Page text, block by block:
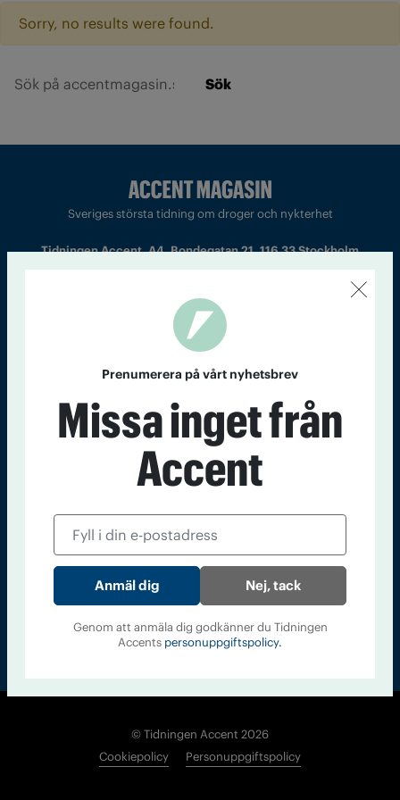
Sorry, no results were found.
Sök
Sveriges största tidning om droger och nykterhet
Tidningen Accent, A4, Bondegatan 21, 116 33 Stockholm
Chefredaktör och ansvarig utgivare: Barbro Janson Lundkvist,
barbro@a4.se.
Kontakt Om Tidningen Tidningsarkiv In English
Läs tidigare
Accent
© Tidningen Accent 2026
Cookiepolicy
Personuppgiftspolicy
Prenumerera på vårt nyhetsbrev
Missa inget från
Accent
Nej, tack
Genom att anmäla dig godkänner du Tidningen
Accents personuppgiftspolicy.